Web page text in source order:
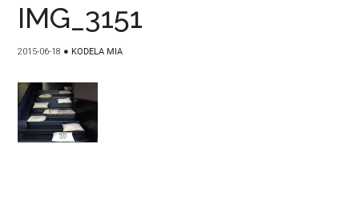
IMG_3151
2015-06-18 ● KODELA MIA